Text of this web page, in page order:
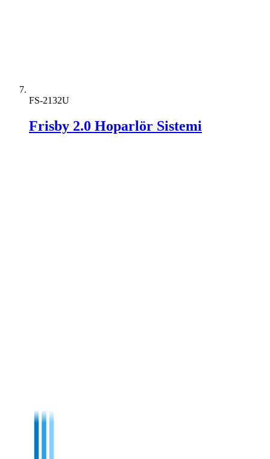
FS-2132U
Frisby 2.0 Hoparlör Sistemi